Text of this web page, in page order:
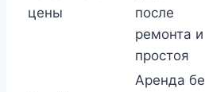
цены
после
ремонта и
простоя
Аренда